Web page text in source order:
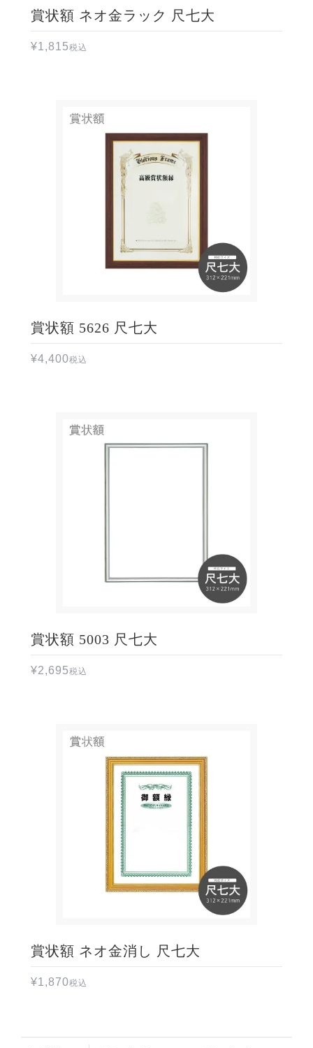
賞状額 ネオ金ラック 尺七大
¥1,815税込
賞状額 5626 尺七大
¥4,400税込
賞状額 5003 尺七大
¥2,695税込
賞状額 ネオ金消し 尺七大
¥1,870税込